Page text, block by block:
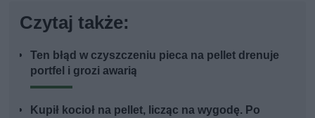
Czytaj także:
Ten błąd w czyszczeniu pieca na pellet drenuje
portfel i grozi awarią
Kupił kocioł na pellet, licząc na wygodę. Po